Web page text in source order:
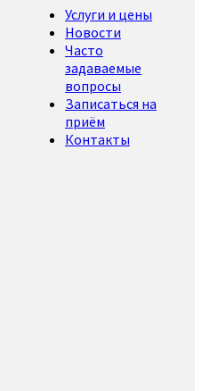
Услуги и цены
Новости
Часто
задаваемые
вопросы
Записаться на
приём
Контакты